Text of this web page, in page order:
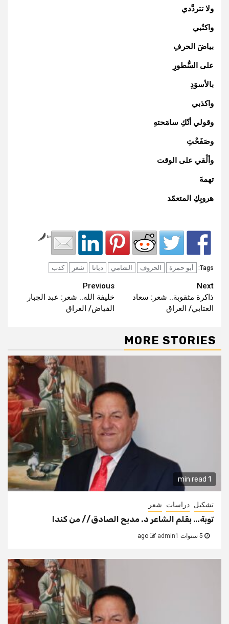
ولا تتردَّدي
واكتُبي
بياضَ الحرفِ
على السُّطورِ
بالأسوَدِ
واكذبي
وقولي أنّكِ سامَحتهِ
وصَفَحْتِ
وألْقي على الوقت
تهمةَ
هروبِكِ المتعمّد
by
Tags: أبو حمزة الحروف الشامي ديانا شعر كذب
Continue
Reading
Previous
خليفة الله.. شعر: عبد الجبار
الفياض/ العراق
Next
ذاكرة مثقوبة.. شعر: سعاد
العتابي/ العراق
MORE STORIES
1 min read
تشكيل دراسات شعر
توبة… بقلم الشاعر د. مديح الصادق// من كندا
admin1